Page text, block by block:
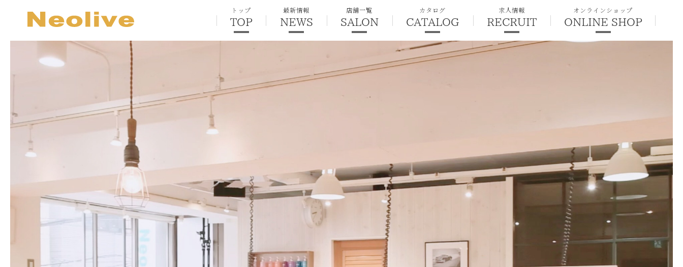
トップ
TOP
最新情報
NEWS
店舗一覧
SALON
カタログ
CATALOG
求人情報
RECRUIT
オンラインショップ
ONLINE SHOP